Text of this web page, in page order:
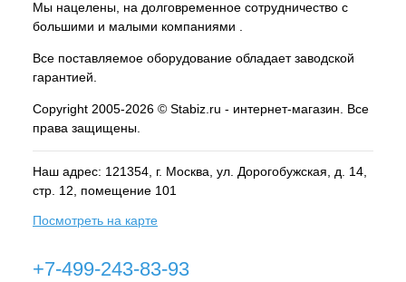
Мы нацелены, на долговременное сотрудничество с
большими и малыми компаниями .
Все поставляемое оборудование обладает заводской
гарантией.
Copyright 2005-2026 © Stabiz.ru - интернет-магазин. Все
права защищены.
Наш адрес: 121354, г. Москва , ул. Дорогобужская, д. 14,
стр. 12, помещение 101
Посмотреть на карте
+7-499-243-83-93